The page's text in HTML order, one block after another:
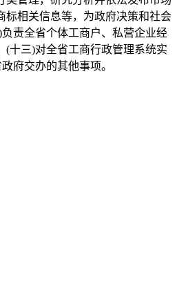
标相关信息等，为政府决策和社会
责全省个体工商户、私营企业经
(十三)对全省工商行政管理系统实
府交办的其他事项。